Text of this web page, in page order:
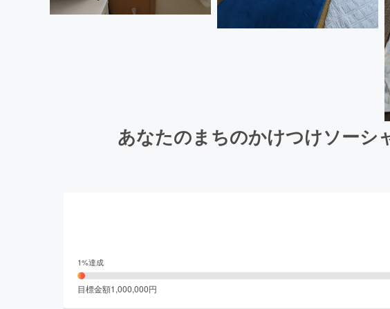
あなたのまちのかけつけソーシ
1%達成
目標金額1,000,000円